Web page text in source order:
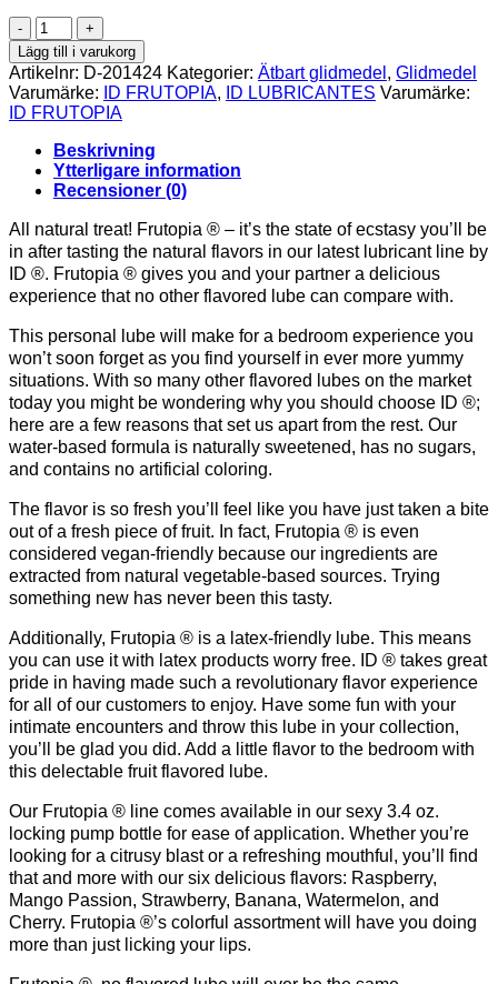
ID
FRUTOPIA
-
LUBE
CHERRY
100
ML
mängd
Lägg till i varukorg
Artikelnr: D-201424 Kategorier: Ätbart glidmedel , Glidmedel
Varumärke:
ID FRUTOPIA, ID LUBRICANTES Varumärke:
ID FRUTOPIA
Beskrivning
Ytterligare information
Recensioner (0)
All natural treat! Frutopia ® – it’s the state of ecstasy you’ll be
in after tasting the natural flavors in our latest lubricant line by
ID ®. Frutopia ® gives you and your partner a delicious
experience that no other flavored lube can compare with.
This personal lube will make for a bedroom experience you
won’t soon forget as you find yourself in ever more yummy
situations. With so many other flavored lubes on the market
today you might be wondering why you should choose ID ®;
here are a few reasons that set us apart from the rest. Our
water-based formula is naturally sweetened, has no sugars,
and contains no artificial coloring.
The flavor is so fresh you’ll feel like you have just taken a bite
out of a fresh piece of fruit. In fact, Frutopia ® is even
considered vegan-friendly because our ingredients are
extracted from natural vegetable-based sources. Trying
something new has never been this tasty.
Additionally, Frutopia ® is a latex-friendly lube. This means
you can use it with latex products worry free. ID ® takes great
pride in having made such a revolutionary flavor experience
for all of our customers to enjoy. Have some fun with your
intimate encounters and throw this lube in your collection,
you’ll be glad you did. Add a little flavor to the bedroom with
this delectable fruit flavored lube.
Our Frutopia ® line comes available in our sexy 3.4 oz.
locking pump bottle for ease of application. Whether you’re
looking for a citrusy blast or a refreshing mouthful, you’ll find
that and more with our six delicious flavors: Raspberry,
Mango Passion, Strawberry, Banana, Watermelon, and
Cherry. Frutopia ®’s colorful assortment will have you doing
more than just licking your lips.